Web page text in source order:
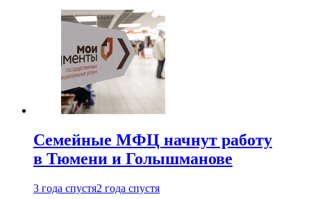
Семейные МФЦ начнут работу
в Тюмени и Голышманове
3 года спустя2 года спустя